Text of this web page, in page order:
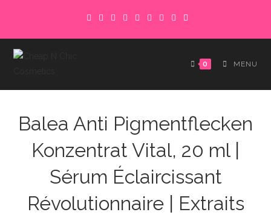
content
0 MENU
Balea Anti Pigmentflecken
Konzentrat Vital, 20 ml |
Sérum Éclaircissant
Révolutionnaire | Extraits